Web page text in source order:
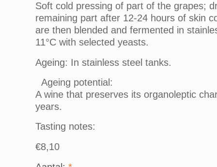
Soft cold pressing of part of the grapes;
remaining part after 12-24 hours of skin
are then blended and fermented in
11°C with selected yeasts.
Ageing: In stainless steel tanks.
Ageing potential:
A wine that preserves its organoleptic
years.
Tasting notes:
€8,10